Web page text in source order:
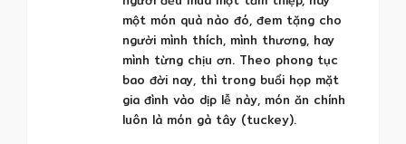
một món quà nào đó, đem tặng cho
người mình thích, mình thương, hay
mình từng chịu ơn. Theo phong tục
bao đời nay, thì trong buổi họp mặt
gia đình vào dịp lễ này, món ăn chính
luôn là món gà tây (tuckey).